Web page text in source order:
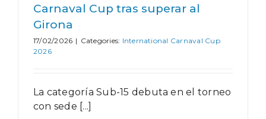
Carnaval Cup tras superar al
Girona
17/02/2026 | Categories: International Carnaval Cup
2026
La categoría Sub-15 debuta en el torneo
con sede [...]